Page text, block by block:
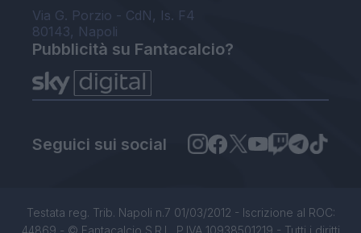
Via G. Porzio - CdN, Is. F4
80143, Napoli
Pubblicità su Fantacalcio?
Seguici sui social
Testata reg. Trib. Napoli n.7 01/03/2012 - Iscrizione al ROC:
44869 - © Fantacalcio S.R.L. P.IVA 10938501219 - Tutti i diritti